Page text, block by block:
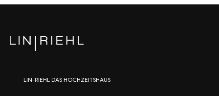
LIN-RIEHL DAS HOCHZEITSHAUS